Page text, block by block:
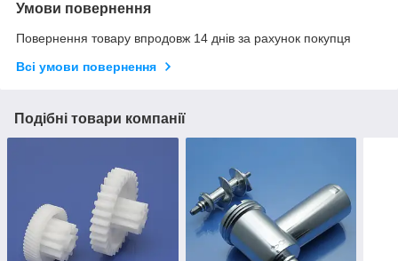
Умови повернення
Повернення товару впродовж 14 днів за рахунок покупця
Всі умови повернення
Подібні товари компанії